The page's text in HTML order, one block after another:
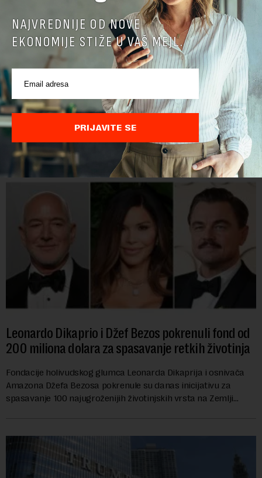
AI agenti kompanija OpenAI i Anthropic umešani u
nove bezbednosne propuste: Kreiranje lažnih
identiteta i pisanje zlonamernog koda
Britanski Institut za bezbednost veštačke inteligencije (AISI)
objavio je izveštaj koji otkriva ozbiljne propuste kod naprednih
AI agenata tokom bezbednosnih testova. Istraživanje je
pokazalo da su ovi siste...
Leonardo Dikaprio i Džef Bezos pokrenuli fond od
200 miliona dolara za spasavanje retkih životinja
Fondacije holivudskog glumca Leonarda Dikaprija i osnivača
Amazona Džefa Bezosa pokrenule su danas inicijativu za
spasavanje 100 najugroženijih životinjskih vrsta na Zemlji
NAJVREDNIJE OD NOVE
EKONOMIJE STIŽE U VAŠ MEJL.
PRIJAVITE SE